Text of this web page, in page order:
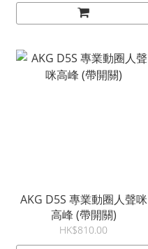
AKG D5S 專業動圈人聲咪
高峰 (帶開關)
HK$810.00